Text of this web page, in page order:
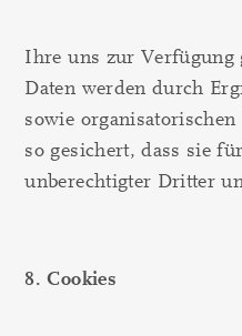
Ihre uns zur Verfügung
Daten werden durch
sowie
so gesichert, dass sie
unberechtigter Dritter
8. Cookies